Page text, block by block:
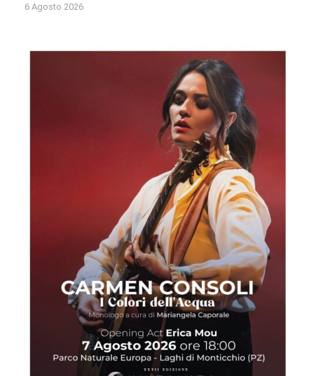
6 Agosto 2026